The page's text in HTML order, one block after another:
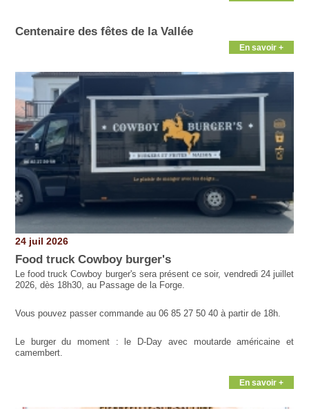
Centenaire des fêtes de la Vallée
En savoir +
24 juil 2026
Food truck Cowboy burger's
Le food truck Cowboy burger's sera présent ce soir, vendredi 24 juillet
2026, dès 18h30, au Passage de la Forge.
Vous pouvez passer commande au 06 85 27 50 40 à partir de 18h.
Le burger du moment : le D-Day avec moutarde américaine et
camembert.
En savoir +